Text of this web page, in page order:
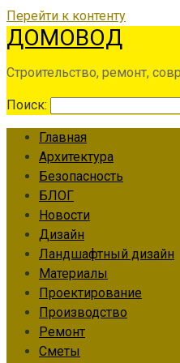
Перейти к контенту
ДОМОВОД
Строительство, ремонт,
Поиск:
Главная
Архитектура
Безопасность
БЛОГ
Новости
Дизайн
Ландшафтный дизайн
Материалы
Проектирование
Производство
Ремонт
Сметы